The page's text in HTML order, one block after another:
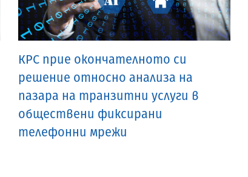
КРС прие окончателното си
решение относно анализа на
пазара на транзитни услуги в
обществени фиксирани
телефонни мрежи